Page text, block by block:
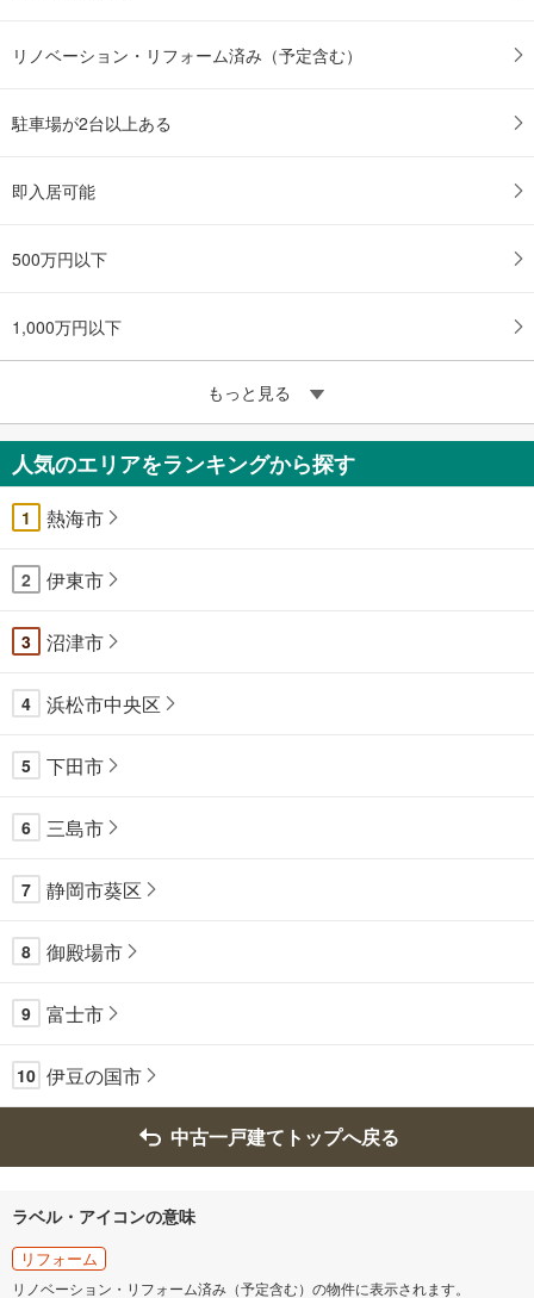
リノベーション・リフォーム済み（予定含む）
駐車場が2台以上ある
即入居可能
500万円以下
1,000万円以下
もっと見る
人気のエリアをランキングから探す
1 熱海市
2 伊東市
3 沼津市
4 浜松市中央区
5 下田市
6 三島市
7 静岡市葵区
8 御殿場市
9 富士市
10 伊豆の国市
中古一戸建てトップへ戻る
ラベル・アイコンの意味
リフォーム
リノベーション・リフォーム済み（予定含む）の物件に表示されます。